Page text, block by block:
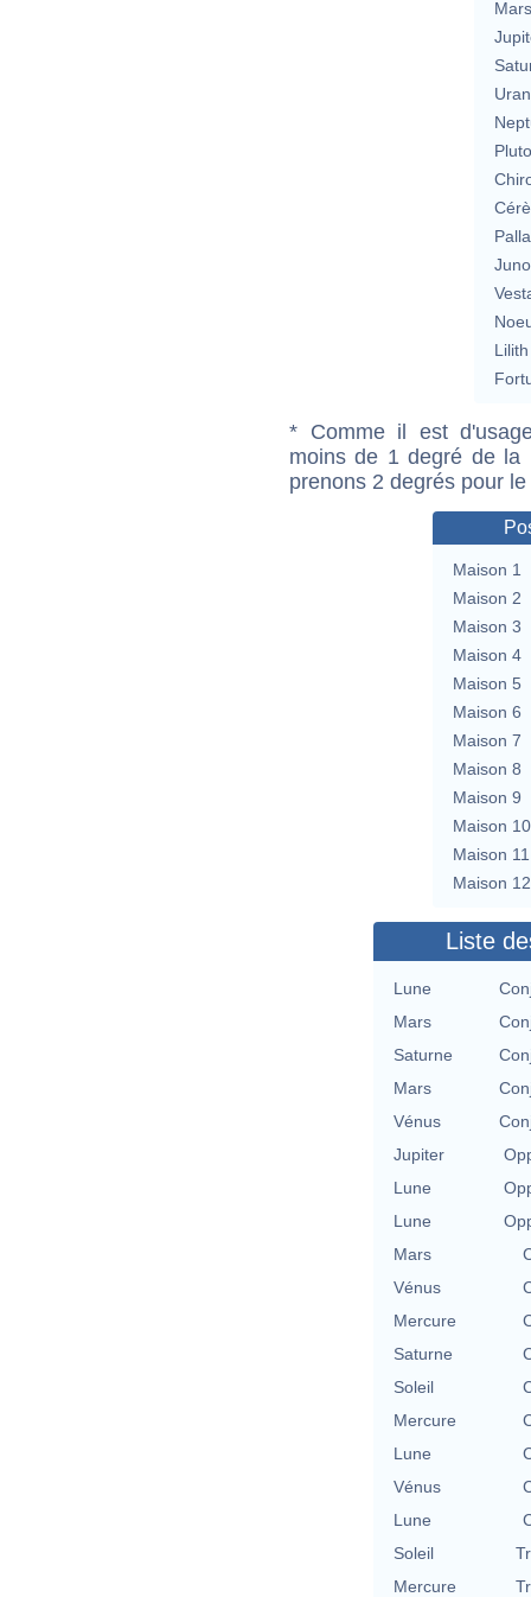
Mars
Lilith
* Comme il est
moins de 1 degré de la
prenons 2 degrés pour
Maison 1
Maison 2
Maison 3
Maison 4
Maison 5
Maison 6
Maison 7
Maison 8
Maison 9
Maison 10
Maison 11
Maison 12
Liste
Lune
Mars
Saturne
Mars
Vénus
Jupiter
Lune
Lune
Mars
Vénus
Mercure
Saturne
Soleil
Mercure
Lune
Vénus
Lune
Soleil
Mercure